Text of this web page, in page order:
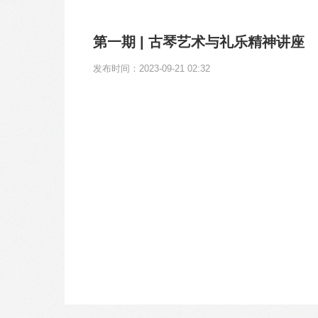
第一期 | 古琴艺术与礼乐精神讲座
发布时间：2023-09-21 02:32